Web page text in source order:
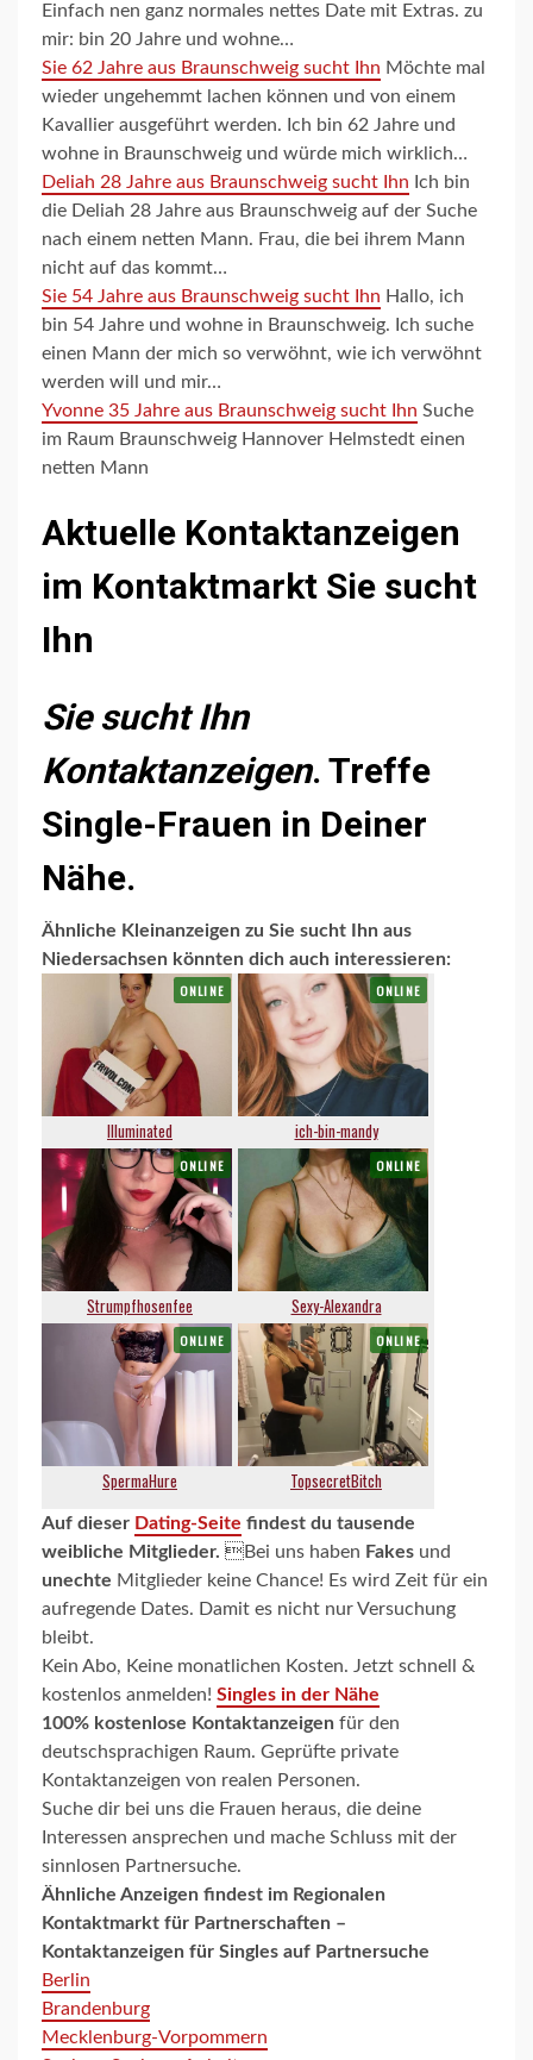
Einfach nen ganz normales nettes Date mit Extras. zu
mir: bin 20 Jahre und wohne…
Sie 62 Jahre aus Braunschweig sucht Ihn Möchte mal
wieder ungehemmt lachen können und von einem
Kavallier ausgeführt werden. Ich bin 62 Jahre und
wohne in Braunschweig und würde mich wirklich…
Deliah 28 Jahre aus Braunschweig sucht Ihn Ich bin
die Deliah 28 Jahre aus Braunschweig auf der Suche
nach einem netten Mann. Frau, die bei ihrem Mann
nicht auf das kommt…
Sie 54 Jahre aus Braunschweig sucht Ihn Hallo, ich
bin 54 Jahre und wohne in Braunschweig. Ich suche
einen Mann der mich so verwöhnt, wie ich verwöhnt
werden will und mir…
Yvonne 35 Jahre aus Braunschweig sucht Ihn Suche
im Raum Braunschweig Hannover Helmstedt einen
netten Mann
Aktuelle Kontaktanzeigen
im Kontaktmarkt Sie sucht
Ihn
Sie sucht Ihn
Kontaktanzeigen. Treffe
Single-Frauen in Deiner
Nähe.
Ähnliche Kleinanzeigen zu Sie sucht Ihn aus
Niedersachsen könnten dich auch interessieren:
Auf dieser Dating-Seite findest du tausende
weibliche Mitglieder. Bei uns haben Fakes und
unechte Mitglieder keine Chance! Es wird Zeit für ein
aufregende Dates. Damit es nicht nur Versuchung
bleibt.
Kein Abo, Keine monatlichen Kosten. Jetzt schnell &
kostenlos anmelden! Singles in der Nähe
100% kostenlose Kontaktanzeigen für den
deutschsprachigen Raum. Geprüfte private
Kontaktanzeigen von realen Personen.
Suche dir bei uns die Frauen heraus, die deine
Interessen ansprechen und mache Schluss mit der
sinnlosen Partnersuche.
Ähnliche Anzeigen findest im Regionalen
Kontaktmarkt für Partnerschaften –
Kontaktanzeigen für Singles auf Partnersuche
Berlin
Brandenburg
Mecklenburg-Vorpommern